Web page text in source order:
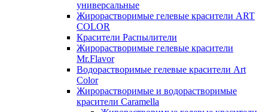
универсальные
Жирорастворимые гелевые красители ART
COLOR
Красители Распылители
Жирорастворимые гелевые красители
Mr.Flavor
Водорастворимые гелевые красители Art
Color
Жирорастворимые и водорастворимые
красители Caramella